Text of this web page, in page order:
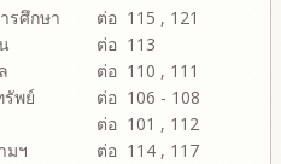
รศึกษา
ต่อ 115 , 121
ต่อ 113
ต่อ 110 , 111
พย์
ต่อ 106 - 108
ต่อ 101 , 112
มฯ
ต่อ 114 , 117